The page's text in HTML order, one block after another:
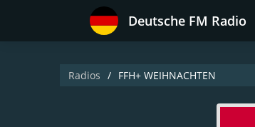
Deutsche FM Radio
Radios FFH+ WEIHNACHTEN